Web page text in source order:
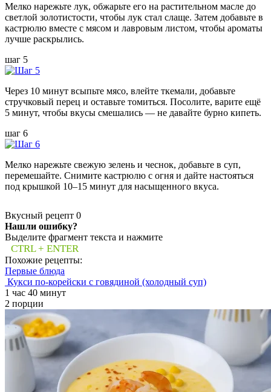
Мелко нарежьте лук, обжарьте его на растительном масле до
светлой золотистости, чтобы лук стал слаще. Затем добавьте в
кастрюлю вместе с мясом и лавровым листом, чтобы ароматы
лучше раскрылись.
шаг 5
Через 10 минут всыпьте мясо, влейте ткемали, добавьте
стручковый перец и оставьте томиться. Посолите, варите ещё
5 минут, чтобы вкусы смешались — не давайте бурно кипеть.
шаг 6
Мелко нарежьте свежую зелень и чеснок, добавьте в суп,
перемешайте. Снимите кастрюлю с огня и дайте настояться
под крышкой 10–15 минут для насыщенного вкуса.
Вкусный рецепт 0
Нашли ошибку?
Выделите фрагмент текста и нажмите
CTRL + ENTER
Похожие рецепты:
Первые блюда
Кукси по-корейски с говядиной (холодный суп)
1 час 40 минут
2 порции